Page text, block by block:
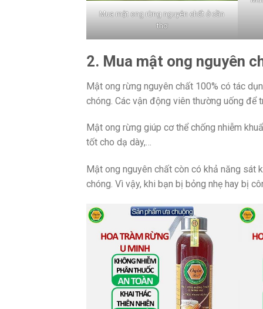
Mua mật ong rừng nguyên chất ở cần
thơ
2. Mua mật ong nguyên
Mật ong rừng nguyên chất 100% có tác
chóng. Các vận động viên thường uống để
Mật ong rừng giúp cơ thể chống nhiễm
tốt cho dạ dày,…
Mật ong nguyên chất còn có khả năng sát
chóng. Vì vậy, khi bạn bị bỏng nhẹ hay bị